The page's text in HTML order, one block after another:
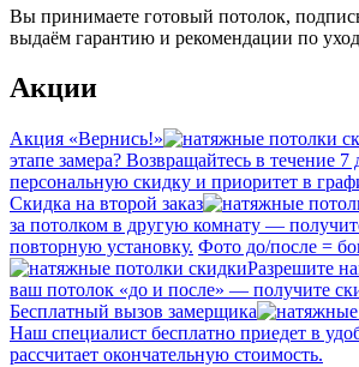
Вы принимаете готовый потолок,
выдаём гарантию и рекомендации по
Акции
Акция «Вернись!»
этапе замера? Возвращайтесь в течение
персональную скидку и приоритет в
Скидка на второй заказ
за потолком в другую комнату —
повторную установку. Фото до/после =
Разрешите
ваш потолок «до и после» — получите
Бесплатный вызов замерщика
Наш специалист бесплатно приедет в
рассчитает окончательную стоимость.